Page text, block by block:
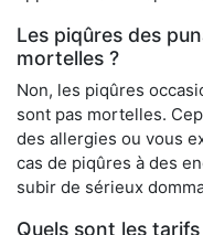
Les piqûres des
mortelles ?
Non, les piqûres
sont pas mortelles.
des allergies ou vous
cas de piqûres à des
subir de sérieux
Quels sont les